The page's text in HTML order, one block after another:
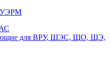
для ВРУ, ШЭС, ЩО, ЩЭ,